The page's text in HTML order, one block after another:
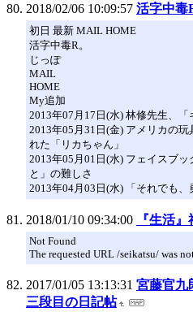
2018/02/06 10:09:57 活字中毒
初日 最新 MAIL HOME
活字中毒R。
じっぽ
MAIL
HOME
My追加
2013年07月17日(水) 林修先生、
2013年05月31日(金) アメリカの
れた「リカちゃん」
2013年05月01日(水) フェイスブ
と」の難しさ
2013年04月03日(水) 「それでも
2018/01/10 09:34:00 『生活
Not Found
The requested URL /seikatsu/ was
2017/01/05 13:13:31 宮藤官九
三段目の日記帖